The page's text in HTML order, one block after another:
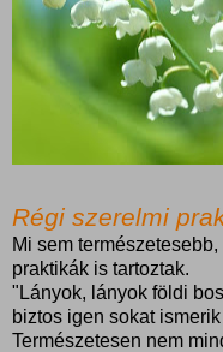
Régi szerelmi
Mi sem
praktikák is tartoztak.
"Lányok, lányok földi
biztos igen sokat
Természetesen nem